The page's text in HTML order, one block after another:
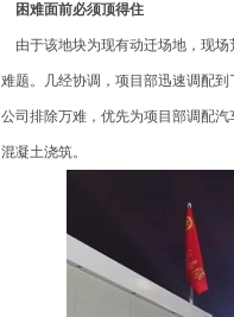
困难面前必须顶得住
由于该地块为现有动迁场地，现场
难题。几经协调，项目部迅速调配
公司排除万难，优先为项目部调配
混凝土浇筑。